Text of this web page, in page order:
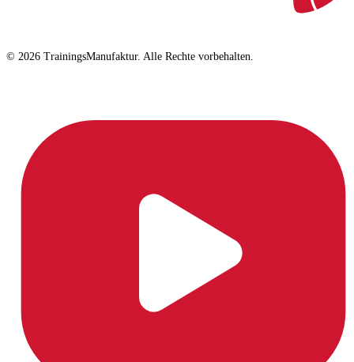
© 2026 TrainingsManufaktur. Alle Rechte vorbehalten.